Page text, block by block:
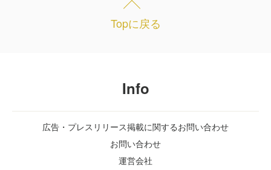
Topに戻る
Info
広告・プレスリリース掲載に関するお問い合わせ
お問い合わせ
運営会社